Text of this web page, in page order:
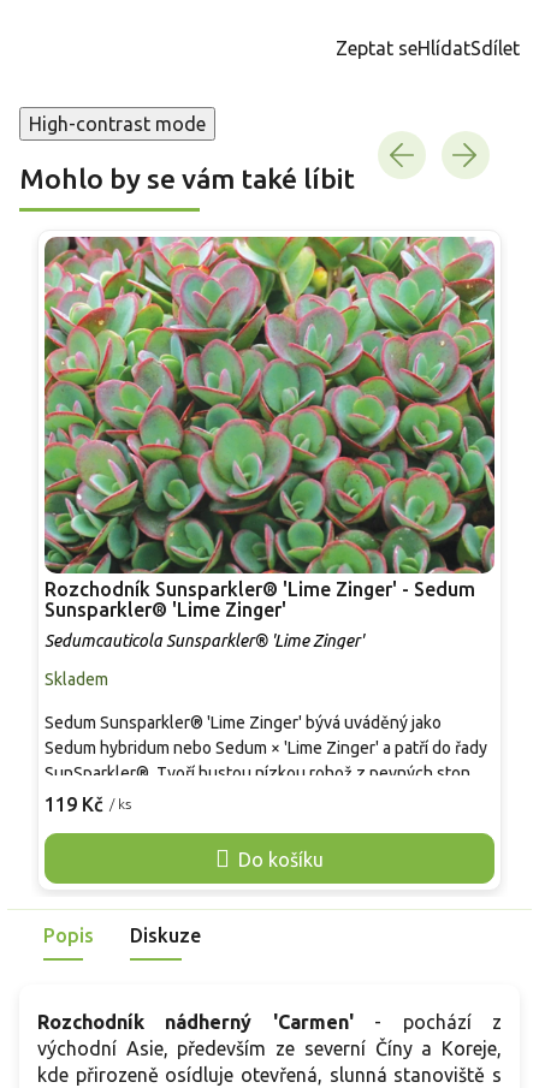
Zeptat seHlídatSdílet
High-contrast mode
Mohlo by se vám také líbit
Rozchodník Sunsparkler® 'Lime Zinger' - Sedum
Sunsparkler® 'Lime Zinger'
Sedumcauticola Sunsparkler® 'Lime Zinger'
Skladem
119 Kč / ks
Do košíku
Sedum Sunsparkler® 'Lime Zinger' bývá uváděný jako
Sedum hybridum nebo Sedum × 'Lime Zinger' a patří do řady
SunSparkler®. Tvoří hustou nízkou rohož z pevných stonků,
v dospělosti 10–15 cm vysokou a 40–45 cm širokou. Drobné
lemem, nejvýraznějším na plném slunci. Srpen–září nese
plochá květenství drobných růžových květů, která lákají
zatahuje a na jaře z báze obnovuje růst. Hodí se do štěrku
spár kamene i do nádob i na okraje záhonů.
Popis Diskuze
Rozchodník nádherný 'Carmen'- pochází z
východní Asie, především ze severní Číny a Koreje,
kde přirozeně osídluje otevřená, slunná stanoviště s